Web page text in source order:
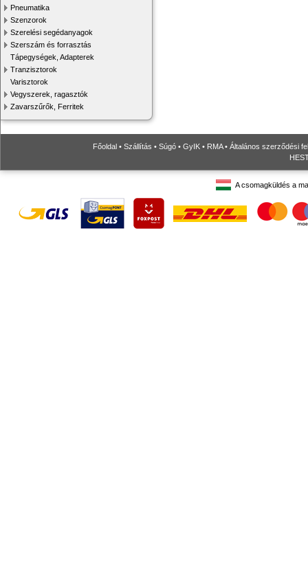
Pneumatika
Szenzorok
Szerelési segédanyagok
Szerszám és forrasztás
Tápegységek, Adapterek
Tranzisztorok
Varisztorok
Vegyszerek, ragasztók
Zavarszűrők, Ferritek
Főoldal • Szállítás • Súgó • GyIK • RMA• Általános szerződési
A csomagküldés a